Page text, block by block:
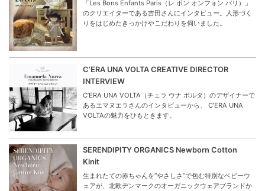
「Les Bons Enfants Paris（レ ボン オンフォン パリ）」
のクリエイターである吉田さんにインタビュー。人形づく
りをはじめたきっかけやこだわりを伺いました。
C’ERA UNA VOLTA CREATIVE DIRECTOR
INTERVIEW
C’ERA UNA VOLTA（チェラ ウナ ボルタ）のデザイナーで
あるエマヌエラさんのインタビューから、 C’ERA UNA
VOLTAの魅力をひもときます。
SERENDIPITY ORGANICS Newborn Cotton
Kinit
生まれたての赤ちゃんを“やさしさ”で包む特別なベビーウ
ェアが、北欧デンマークのオーガニックウェアブランドか